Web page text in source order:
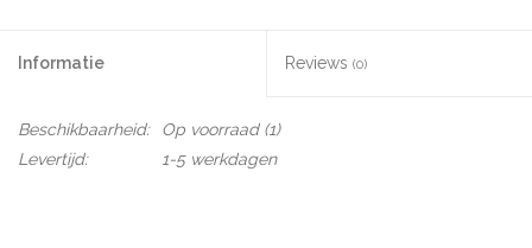
Informatie Reviews (0)
Beschikbaarheid: Op voorraad(1)
Levertijd:
1-5 werkdagen